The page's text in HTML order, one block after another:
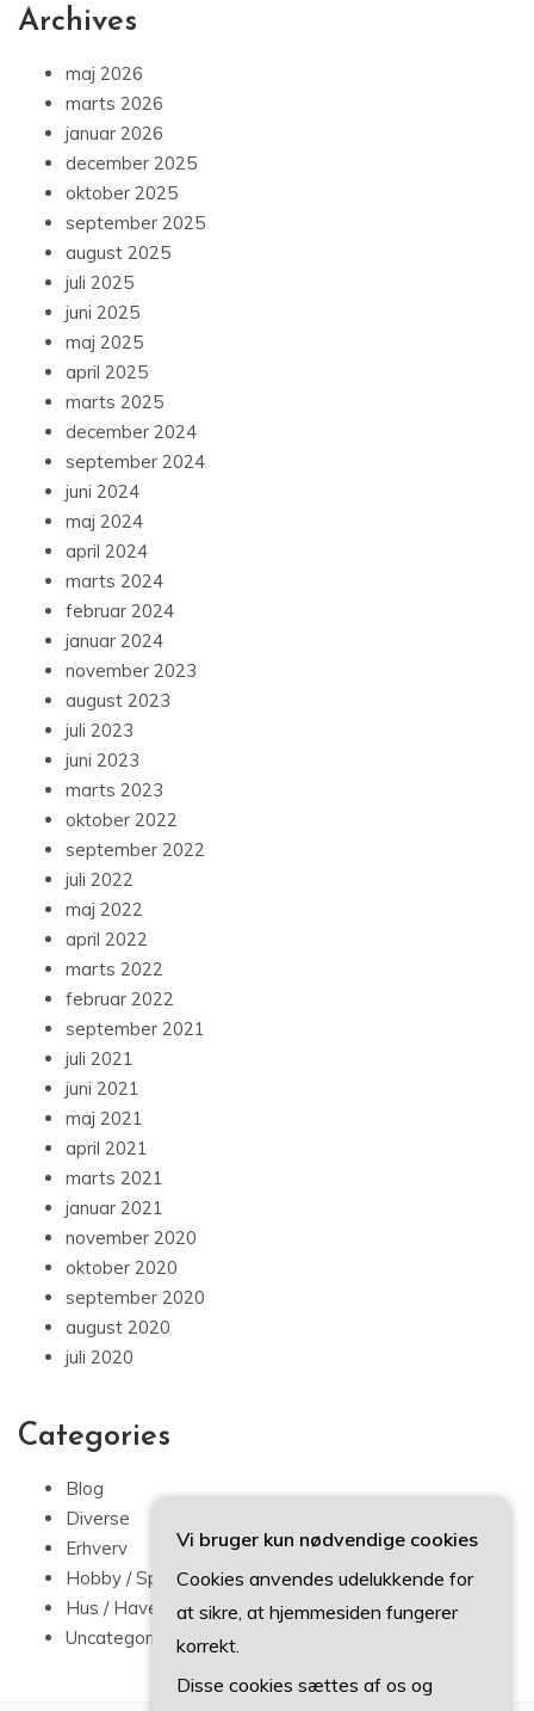
Archives
maj 2026
marts 2026
januar 2026
december 2025
oktober 2025
september 2025
august 2025
juli 2025
juni 2025
maj 2025
april 2025
marts 2025
december 2024
september 2024
juni 2024
maj 2024
april 2024
marts 2024
februar 2024
januar 2024
november 2023
august 2023
juli 2023
juni 2023
marts 2023
oktober 2022
september 2022
juli 2022
maj 2022
april 2022
marts 2022
februar 2022
september 2021
juli 2021
juni 2021
maj 2021
april 2021
marts 2021
januar 2021
november 2020
oktober 2020
september 2020
august 2020
juli 2020
Categories
Blog
Diverse
Erhverv
Hobby / Sport
Hus / Have
Uncategorized
Vi bruger kun nødvendige cookies
Cookies anvendes udelukkende for
at sikre, at hjemmesiden fungerer
korrekt.
Disse cookies sættes af os og